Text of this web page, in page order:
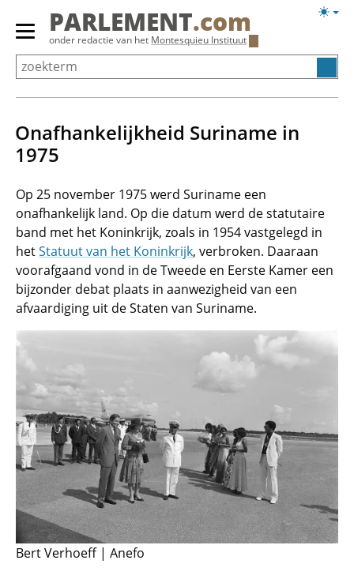
Overslaan
Primair
menu
tonen/verbergen
PARLEMENT.com
onder redactie van het Montesquieu Instituut
Onafhankelijkheid Suriname in
1975
Op 25 november 1975 werd Suriname een
onafhankelijk land. Op die datum werd de statutaire
band met het Koninkrijk, zoals in 1954 vastgelegd in
hetStatuut van het Koninkrijk, verbroken. Daaraan
voorafgaand vond in de Tweede en Eerste Kamer een
bijzonder debat plaats in aanwezigheid van een
afvaardiging uit de Staten van Suriname.
Bert Verhoeff | Anefo